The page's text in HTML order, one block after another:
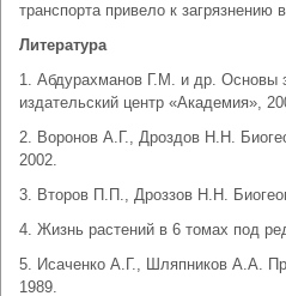
транспорта привело к
Литература
1. Абдурахманов Г.М. и др. Основы
издательский центр «Академия»,
2. Воронов А.Г., Дроздов Н.Н.
2002.
3. Второв П.П., Дроззов Н.Н.
4. Жизнь растений в 6 томах под
5. Исаченко А.Г., Шляпников А.А.
1989.